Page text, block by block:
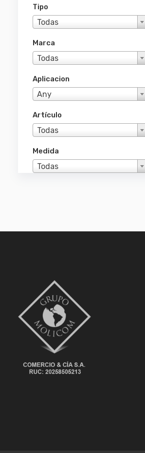
Tipo
Todas
Marca
Todas
Aplicacion
Any
Artículo
Todas
Medida
Todas